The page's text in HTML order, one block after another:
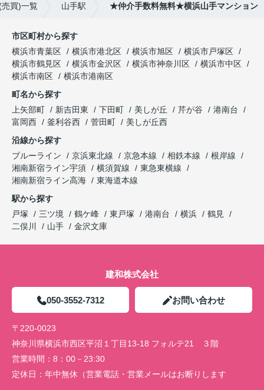
買)一覧 山手駅 ★仲介手数料無料★横浜山手マンション
市区町村から探す
横浜市青葉区
横浜市港北区 横浜市旭区
横浜市戸塚区
横浜市鶴見区
横浜市金沢区 横浜市神奈川区
横浜市中区
横浜市南区
横浜市港南区
町名から探す
上矢部町
新吉田東 下田町 美しが丘 芹が谷
港南台
富岡西
釜利谷西 菅田町
美しが丘西
沿線から探す
ブルーライン
京浜東北線 京急本線 相鉄本線
根岸線
湘南新宿ライン宇須
横須賀線
東急東横線
湘南新宿ライン高海
東海道本線
駅から探す
戸塚
三ツ境 鶴ケ峰 東戸塚 港南台 横浜
鶴見
二俣川
山手 金沢文庫
建和株式会社
050-3552-7312 お問い合わせ
〒220-0023
神奈川県横浜市西区平沼１丁目13-18 フォルテ21 ３階
営業時間： 8：00－23:30
定休日： 年中無休（営業電話・営業メールはお断りします